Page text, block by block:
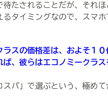
たされることだが、それほ
タイミングなので、スマホ
スの価格差は、およそ１
、彼らはエコノミークラ
パ」で選ぶという、極めて